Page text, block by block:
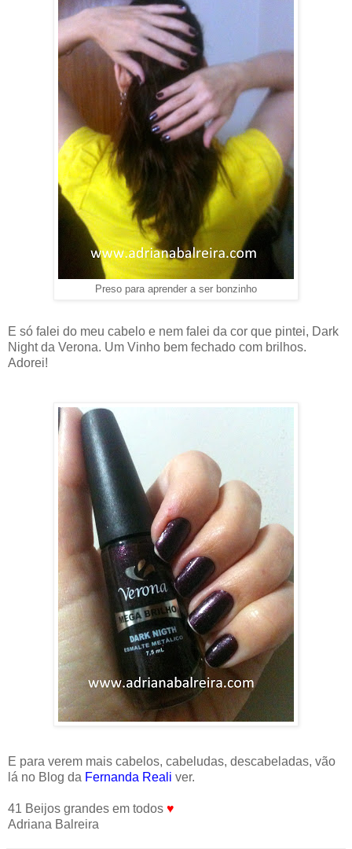
Preso para aprender a ser bonzinho
E só falei do meu cabelo e nem falei da cor que pintei, Dark
Night da Verona. Um Vinho bem fechado com brilhos.
Adorei!
E para verem mais cabelos, cabeludas, descabeladas, vão
lá no Blog da Fernanda Reali ver.
41 Beijos grandes em todos ♥
Adriana Balreira